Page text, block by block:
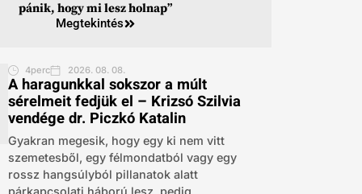
pánik, hogy mi lesz holnap”
Megtekintés
4perc 2026. 08. 08.
A haragunkkal sokszor a múlt
sérelmeit fedjük el – Krizsó Szilvia
vendége dr. Piczkó Katalin
Gyakran megesik, hogy egy ki nem vitt
szemetesből, egy félmondatból vagy egy
rossz hangsúlyból pillanatok alatt
párkapcsolati háború lesz, pedig...